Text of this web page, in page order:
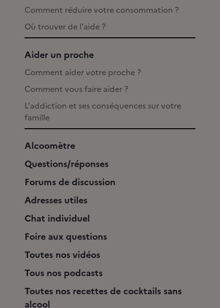
Comment réduire votre consommation ?
Où trouver de l'aide ?
Aider un proche
Comment aider votre proche ?
Comment vous faire aider ?
L'addiction et ses conséquences sur votre
famille
Alcoomètre
Questions/réponses
Forums de discussion
Adresses utiles
Chat individuel
Foire aux questions
Toutes nos vidéos
Tous nos podcasts
Toutes nos recettes de cocktails sans
alcool